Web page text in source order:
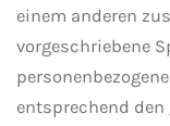
einem anderen
vorgeschriebene
entsprechend